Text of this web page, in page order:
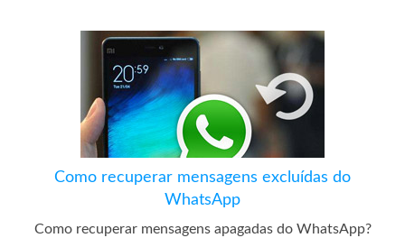
Como recuperar mensagens excluídas do
WhatsApp
Como recuperar mensagens apagadas do WhatsApp?